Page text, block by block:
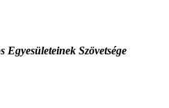
Egyesületeinek Szövetsége